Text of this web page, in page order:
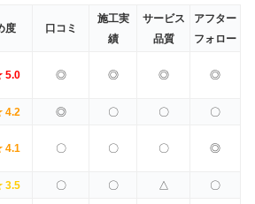
度 口コミ
施工実
績
サービス
品質
アフター
フォロー
◎ ◎ ◎ ◎
◎ 〇 〇 〇
〇 〇 〇 ◎
〇 〇 △ 〇